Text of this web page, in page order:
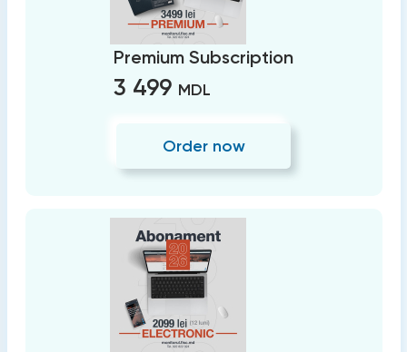
Premium Subscription
3 499 MDL
Order now